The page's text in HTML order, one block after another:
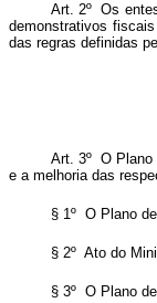
Art. 2º Os
demonstrativos
das regras definidas
Art. 3º O Plano
e a melhoria das
§ 1º O Plano
§ 2º Ato do
§ 3º O Plano